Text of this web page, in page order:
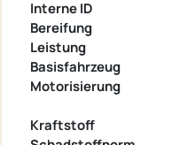
Interne ID
Bereifung
Leistung
Basisfahrzeug
Motorisierung
Kraftstoff